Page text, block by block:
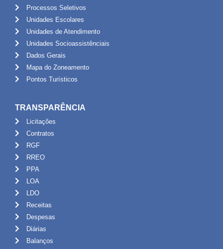
Processos Seletivos
Unidades Escolares
Unidades de Atendimento
Unidades Socioassistênciais
Dados Gerais
Mapa do Zoneamento
Pontos Turísticos
TRANSPARÊNCIA
Licitações
Contratos
RGF
RREO
PPA
LOA
LDO
Receitas
Despesas
Diárias
Balanços